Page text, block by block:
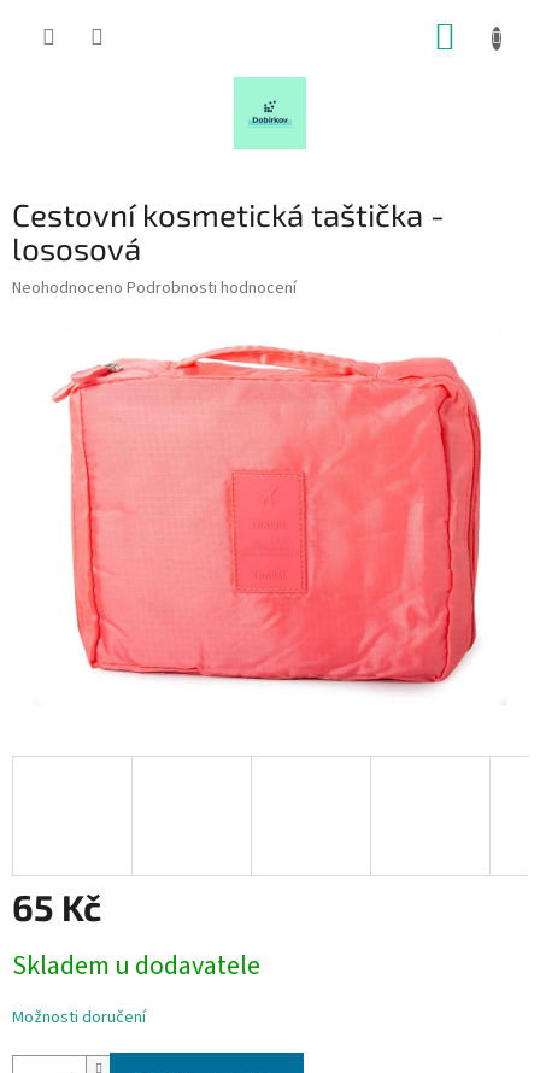
Cestovní kosmetická taštička -
lososová
Průměrné
hvězdiček.
Neohodnoceno Podrobnosti hodnocení
65 Kč
cena:
Skladem u dodavatele
Možnosti doručení